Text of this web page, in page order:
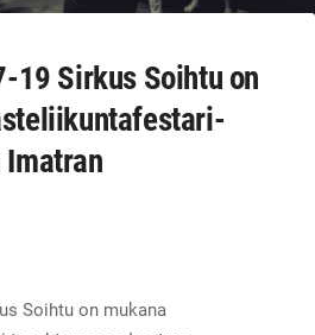
19 Sirkus Soihtu on
Soihtu on mukana